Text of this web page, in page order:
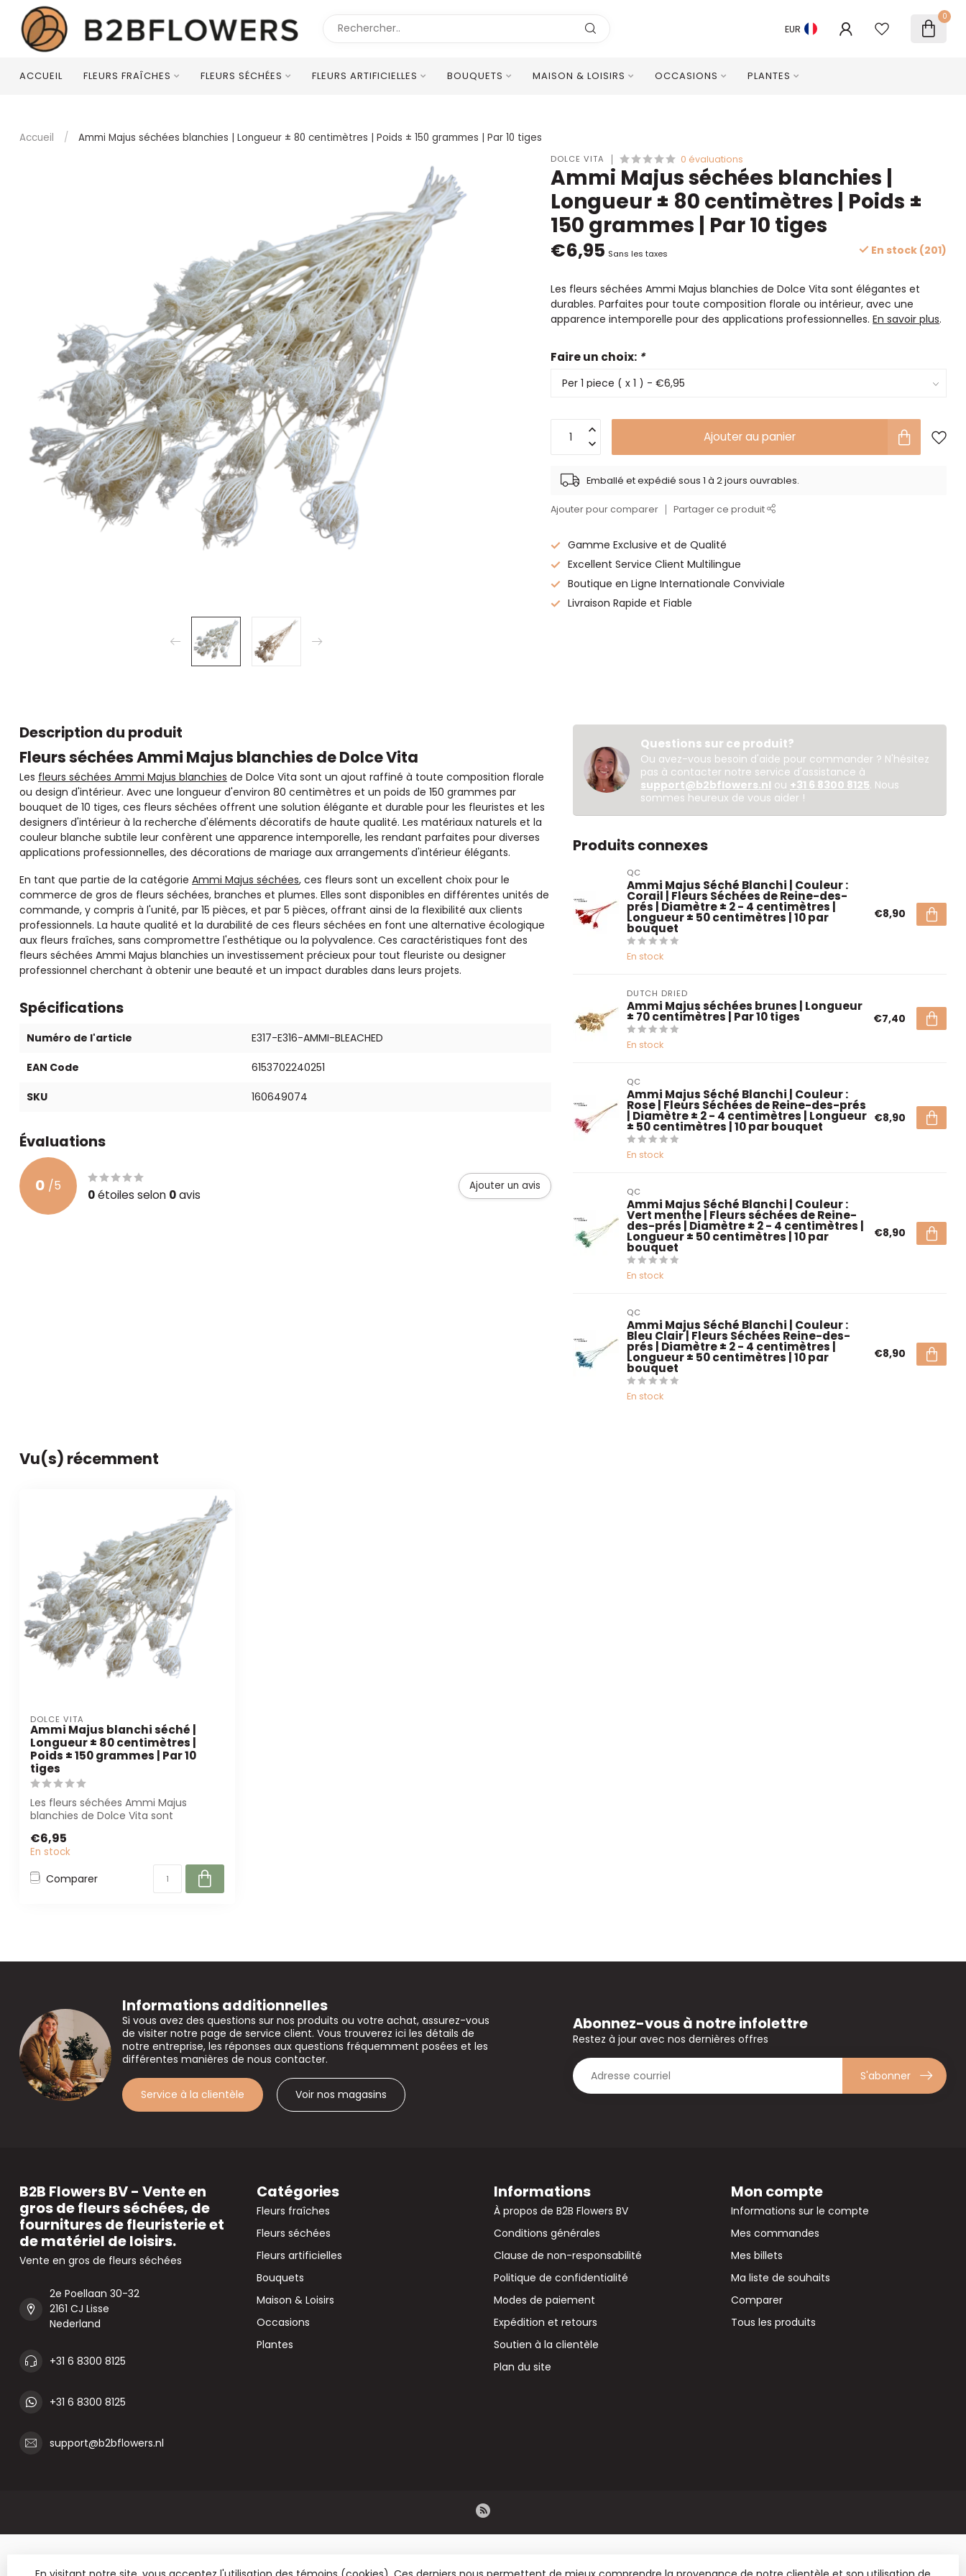
EUR
0
ACCUEIL FLEURS FRAÎCHES FLEURS SÉCHÉES FLEURS ARTIFICIELLES BOUQUETS MAISON & LOISIRS OCCASIONS PLANTES
Accueil / Ammi Majus séchées blanchies | Longueur ± 80 centimètres | Poids ± 150 grammes | Par 10 tiges
DOLCE VITA 0 évaluations
Ammi Majus séchées blanchies |
Longueur ± 80 centimètres | Poids ±
150 grammes | Par 10 tiges
€6,95 Sans les taxes En stock (201)
Les fleurs séchées Ammi Majus blanchies de Dolce Vita sont élégantes et
durables. Parfaites pour toute composition florale ou intérieur, avec une
apparence intemporelle pour des applications professionnelles.En savoir plus.
Faire un choix: *
Ajouter au panier
Emballé et expédié sous 1 à 2 jours ouvrables.
Ajouter pour comparer Partager ce produit
Gamme Exclusive et de Qualité
Excellent Service Client Multilingue
Boutique en Ligne Internationale Conviviale
Livraison Rapide et Fiable
Description du produit
Fleurs séchées Ammi Majus blanchies de Dolce Vita
Les fleurs séchées Ammi Majus blanchies de Dolce Vita sont un ajout raffiné à toute composition florale
ou design d'intérieur. Avec une longueur d'environ 80 centimètres et un poids de 150 grammes par
bouquet de 10 tiges, ces fleurs séchées offrent une solution élégante et durable pour les fleuristes et les
designers d'intérieur à la recherche d'éléments décoratifs de haute qualité. Les matériaux naturels et la
couleur blanche subtile leur confèrent une apparence intemporelle, les rendant parfaites pour diverses
applications professionnelles, des décorations de mariage aux arrangements d'intérieur élégants.
En tant que partie de la catégorie Ammi Majus séchées, ces fleurs sont un excellent choix pour le
commerce de gros de fleurs séchées, branches et plumes. Elles sont disponibles en différentes unités de
commande, y compris à l'unité, par 15 pièces, et par 5 pièces, offrant ainsi de la flexibilité aux clients
professionnels. La haute qualité et la durabilité de ces fleurs séchées en font une alternative écologique
aux fleurs fraîches, sans compromettre l'esthétique ou la polyvalence. Ces caractéristiques font des
fleurs séchées Ammi Majus blanchies un investissement précieux pour tout fleuriste ou designer
professionnel cherchant à obtenir une beauté et un impact durables dans leurs projets.
Spécifications
Numéro de l'article E317-E316-AMMI-BLEACHED
EAN Code 6153702240251
SKU 160649074
Évaluations
0 /5
0étoiles selon 0avis
Ajouter un avis
Questions sur ce produit?
Ou avez-vous besoin d'aide pour commander ? N'hésitez
pas à contacter notre service d'assistance à
support@b2bflowers.nl ou +31 6 8300 8125. Nous
sommes heureux de vous aider !
Produits connexes
QC
Ammi Majus Séché Blanchi | Couleur :
Corail | Fleurs Séchées de Reine-des-
prés | Diamètre ± 2 - 4 centimètres |
Longueur ± 50 centimètres | 10 par
bouquet
En stock
€8,90
DUTCH DRIED
Ammi Majus séchées brunes | Longueur
± 70 centimètres | Par 10 tiges
En stock
€7,40
QC
Ammi Majus Séché Blanchi | Couleur :
Rose | Fleurs Séchées de Reine-des-prés
| Diamètre ± 2 - 4 centimètres | Longueur
± 50 centimètres | 10 par bouquet
En stock
€8,90
QC
Ammi Majus Séché Blanchi | Couleur :
Vert menthe | Fleurs séchées de Reine-
des-prés | Diamètre ± 2 - 4 centimètres |
Longueur ± 50 centimètres | 10 par
bouquet
En stock
€8,90
QC
Ammi Majus Séché Blanchi | Couleur :
Bleu Clair | Fleurs Séchées Reine-des-
prés | Diamètre ± 2 - 4 centimètres |
Longueur ± 50 centimètres | 10 par
bouquet
En stock
€8,90
Vu(s) récemment
DOLCE VITA
Ammi Majus blanchi séché |
Longueur ± 80 centimètres |
Poids ± 150 grammes | Par 10
tiges
Les fleurs séchées Ammi Majus
blanchies de Dolce Vita sont
€6,95
En stock
Comparer
Informations additionnelles
Si vous avez des questions sur nos produits ou votre achat, assurez-vous
de visiter notre page de service client. Vous trouverez ici les détails de
notre entreprise, les réponses aux questions fréquemment posées et les
différentes manières de nous contacter.
Service à la clientèle Voir nos magasins
Abonnez-vous à notre infolettre
Restez à jour avec nos dernières offres
S'abonner
B2B Flowers BV - Vente en
gros de fleurs séchées, de
fournitures de fleuristerie et
de matériel de loisirs.
Vente en gros de fleurs séchées
2e Poellaan 30-32
2161 CJ Lisse
Nederland
+31 6 8300 8125
+31 6 8300 8125
support@b2bflowers.nl
Catégories
Fleurs fraîches
Fleurs séchées
Fleurs artificielles
Bouquets
Maison & Loisirs
Occasions
Plantes
Informations
À propos de B2B Flowers BV
Conditions générales
Clause de non-responsabilité
Politique de confidentialité
Modes de paiement
Expédition et retours
Soutien à la clientèle
Plan du site
Mon compte
Informations sur le compte
Mes commandes
Mes billets
Ma liste de souhaits
Comparer
Tous les produits